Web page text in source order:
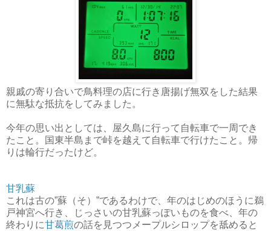
親戚の寄り合いで鳥料理の店に行き唐揚げ無双をした結果
に無駄な抵抗をしてみました。
今年の思い出としては、屋久島に行って自転車で一周でき
たこと。国東半島まで峠を越えて自転車で行けたこと。帰
りは輪行だったけど。
甘乳蘇
これは古の”蘇（そ）”であるわけで、年のはじめのほうに鵜
戸神宮へ行き、じっさいの甘乳蘇っぽいものを食べ、年の
終わりに甘葛煎の話を見つつメープルシロップを舐めると